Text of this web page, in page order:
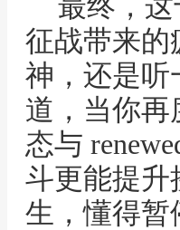
征战带来的
神，还是听
道，当你再
态与
斗更能提升
生，懂得暂